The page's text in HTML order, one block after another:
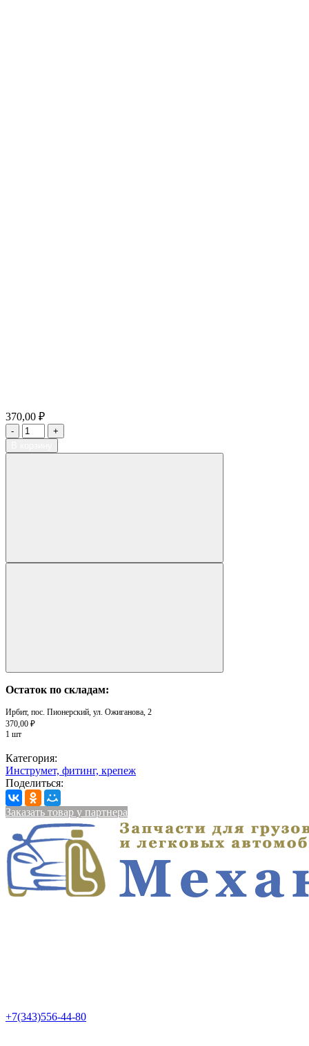
370,00 ₽
Остаток по складам:
Ирбит, пос. Пионерский, ул. Ожиганова, 2
370,00 ₽
1 шт
Категория:
Инструмет, фитинг, крепеж
Поделиться:
Заказать товар у партнера
+7(343)556-44-80